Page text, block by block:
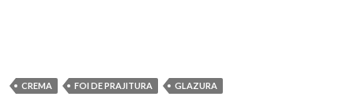
CREMA FOI DE PRAJITURA GLAZURA